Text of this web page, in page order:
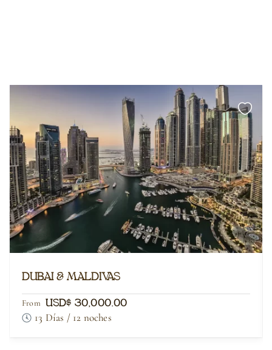
DUBAI & MALDIVAS
From USD$ 30,000.00
13 Días / 12 noches